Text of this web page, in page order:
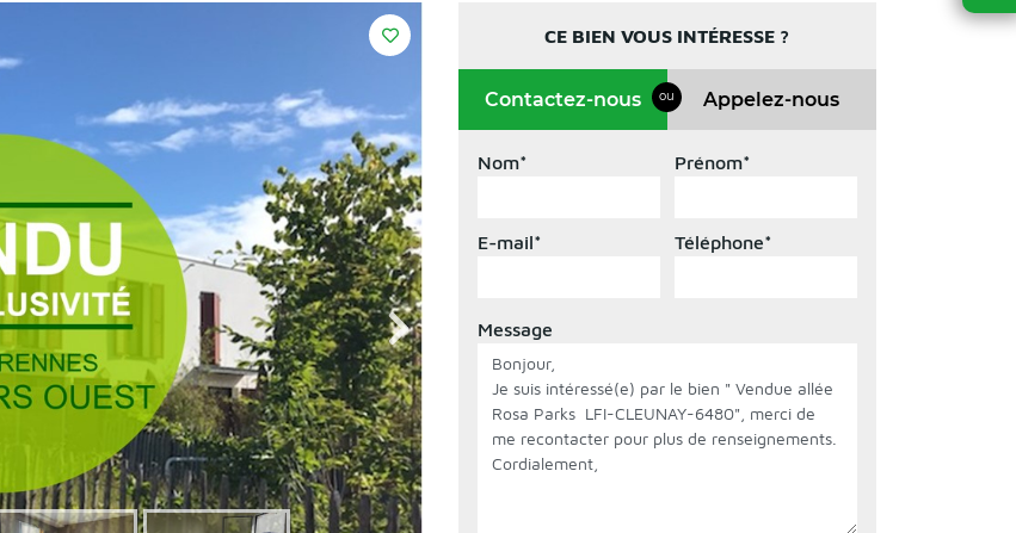
CE BIEN VOUS INTÉRESSE ?
Contactez-nous ou Appelez-nous
Nom* Prénom*
E-mail* Téléphone*
Message